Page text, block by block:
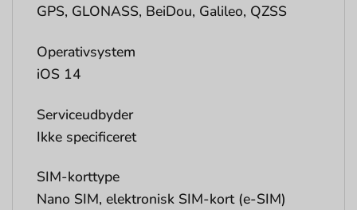
GPS, GLONASS, BeiDou, Galileo, QZSS
Operativsystem
iOS 14
Serviceudbyder
Ikke specificeret
SIM-korttype
Nano SIM, elektronisk SIM-kort (e-SIM)